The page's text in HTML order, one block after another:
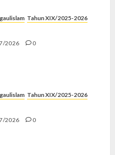
Tahun XIX/2025-2026
2026 0
Tahun XIX/2025-2026
2026 0